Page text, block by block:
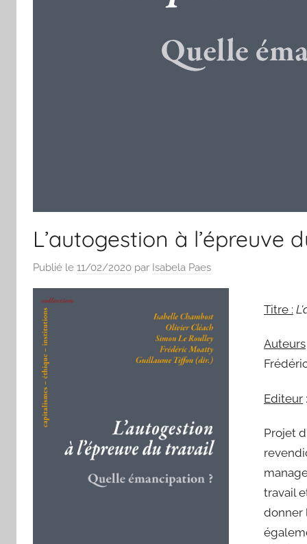
L’autogestion à l’épreuve
Publié le 11/02/2020 par Isabela Paes
Titre :
Auteurs
Editeur:
Projet
travail
donner